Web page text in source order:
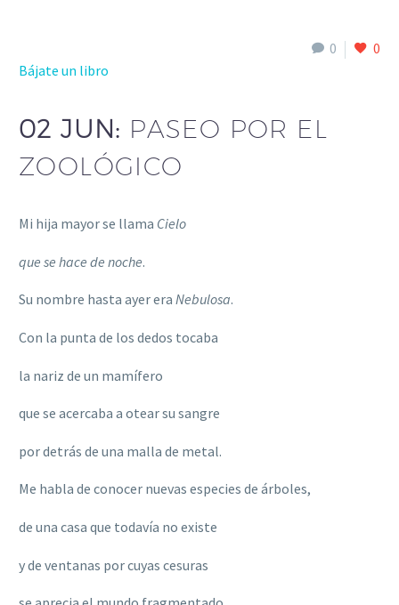
0
0
Bájate un libro
02 JUN: PASEO POR EL
ZOOLÓGICO
Mi hija mayor se llama Cielo
que se hace de noche.
Su nombre hasta ayer era Nebulosa.
Con la punta de los dedos tocaba
la nariz de un mamífero
que se acercaba a otear su sangre
por detrás de una malla de metal.
Me habla de conocer nuevas especies de árboles,
de una casa que todavía no existe
y de ventanas por cuyas cesuras